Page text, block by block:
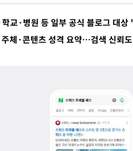
마감…S&P 0.6% 나스닥 1.3%↑
개방 합의 근접…美 배상 선행돼야"
주·인천 순회경선…박선원·최민희·서미화·
당원투표 누적 득표율 45.42%로 1위… 정
'…동해안 시간당 30㎜ '강한 비'[내일날씨]
이 원하는 마음 느꼈고, 많은 트로피 원해 아
펄'…동해안 일부 지역엔 호의주의보
늘어…누적 환자 3000명 돌파
교·병원 등 일부 공식 블로그 대
체·콘텐츠 성격 요약…검색 신뢰